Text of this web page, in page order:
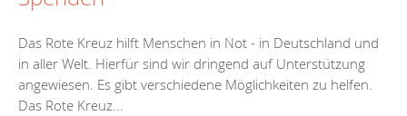
Das Rote Kreuz hilft Menschen in Not - in Deutschland und
in aller Welt. Hierfür sind wir dringend auf Unterstützung
angewiesen. Es gibt verschiedene Möglichkeiten zu helfen.
Das Rote Kreuz...